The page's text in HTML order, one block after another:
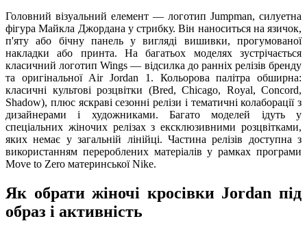
Головний візуальний елемент — логотип Jumpman, силуетна
фігура Майкла Джордана у стрибку. Він наноситься на язичок,
п'яту або бічну панель у вигляді вишивки, прогумованої
накладки або принта. На багатьох моделях зустрічається
класичний логотип Wings — відсилка до ранніх релізів бренду
та оригінальної Air Jordan 1. Кольорова палітра обширна:
класичні культові розцвітки (Bred, Chicago, Royal, Concord,
Shadow), плюс яскраві сезонні релізи і тематичні колаборації з
дизайнерами і художниками. Багато моделей ідуть у
спеціальних жіночих релізах з ексклюзивними розцвітками,
яких немає у загальній лінійці. Частина релізів доступна з
використанням перероблених матеріалів у рамках програми
Move to Zero материнської Nike.
Як обрати жіночі кросівки Jordan під
образ і активність